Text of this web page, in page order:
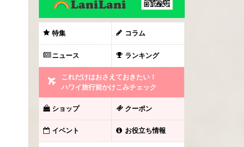
特集 コラム
ニュース ランキング
これだけはおさえておきたい！
ハワイ旅行前かけこみチェック
ショップ クーポン
イベント お役立ち情報